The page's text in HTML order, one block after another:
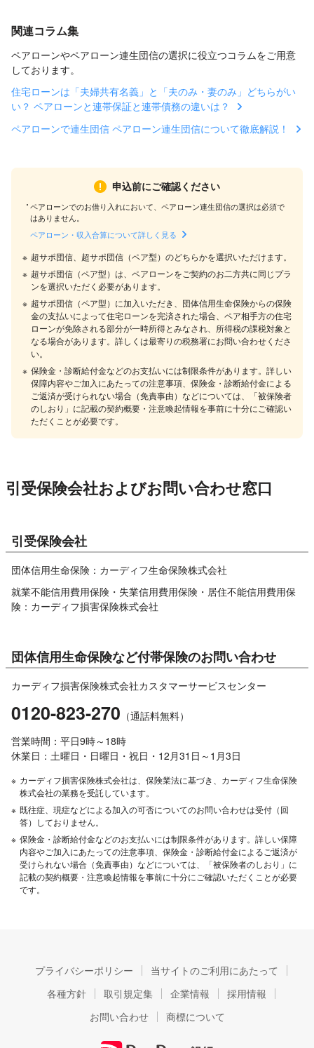
関連コラム集
ペアローンやペアローン連生団信の選択に役立つコラムをご用意
しております。
住宅ローンは「夫婦共有名義」と「夫のみ・妻のみ」どちらがい
い？ ペアローンと連帯保証と連帯債務の違いは？
ペアローンで連生団信 ペアローン連生団信について徹底解説！
申込前にご確認ください
ペアローンでのお借り入れにおいて、ペアローン連生団信の選択は必須で
はありません。
ペアローン・収入合算について詳しく見る
※ 超サポ団信、超サポ団信（ペア型）のどちらかを選択いただけます。
※ 超サポ団信（ペア型）は、ペアローンをご契約のお二方共に同じプラ
ンを選択いただく必要があります。
※ 超サポ団信（ペア型）に加入いただき、団体信用生命保険からの保険
金の支払いによって住宅ローンを完済された場合、ペア相手方の住宅
ローンが免除される部分が一時所得とみなされ、所得税の課税対象と
なる場合があります。詳しくは最寄りの税務署にお問い合わせくださ
い。
※ 保険金・診断給付金などのお支払いには制限条件があります。詳しい
保障内容やご加入にあたっての注意事項、保険金・診断給付金による
ご返済が受けられない場合（免責事由）などについては、「被保険者
のしおり」に記載の契約概要・注意喚起情報を事前に十分にご確認い
ただくことが必要です。
引受保険会社およびお問い合わせ窓口
引受保険会社
団体信用生命保険：カーディフ生命保険株式会社
就業不能信用費用保険・失業信用費用保険・居住不能信用費用保
険：カーディフ損害保険株式会社
団体信用生命保険など付帯保険のお問い合わせ
カーディフ損害保険株式会社カスタマーサービスセンター
0120-823-270 （通話料無料）
営業時間：平日9時～18時
休業日：土曜日・日曜日・祝日・12月31日～1月3日
※ カーディフ損害保険株式会社は、保険業法に基づき、カーディフ生命保険
株式会社の業務を受託しています。
※ 既往症、現症などによる加入の可否についてのお問い合わせは受付（回
答）しておりません。
※ 保険金・診断給付金などのお支払いには制限条件があります。詳しい保障
内容やご加入にあたっての注意事項、保険金・診断給付金によるご返済が
受けられない場合（免責事由）などについては、「被保険者のしおり」に
記載の契約概要・注意喚起情報を事前に十分にご確認いただくことが必要
です。
プライバシーポリシー
当サイトのご利用にあたって
各種方針
取引規定集 企業情報
採用情報
お問い合わせ
商標について